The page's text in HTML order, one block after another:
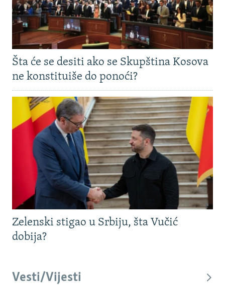
Šta će se desiti ako se Skupština Kosova
ne konstituiše do ponoći?
Zelenski stigao u Srbiju, šta Vučić
dobija?
Vesti/Vijesti